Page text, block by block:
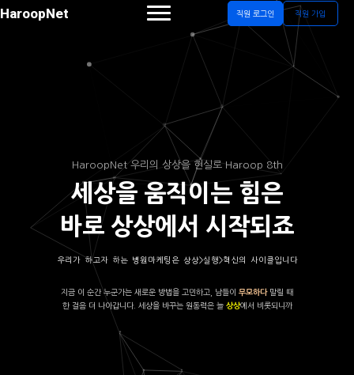
HaroopNet 직원 로그인 직원 가입
HaroopNet 우리의 상상을 현실로 Haroop 8th
세상을 움직이는 힘은
바로 상상에서 시작되죠
우리가 하고자 하는 병원마케팅은 상상>실행>혁신의 사이클입니다
지금 이 순간 누군가는 새로운 방법을 고민하고, 남들이 무모하다말릴 때
한 걸음 더 나아갑니다. 세상을 바꾸는 원동력은 늘 상상에서 비롯되니까